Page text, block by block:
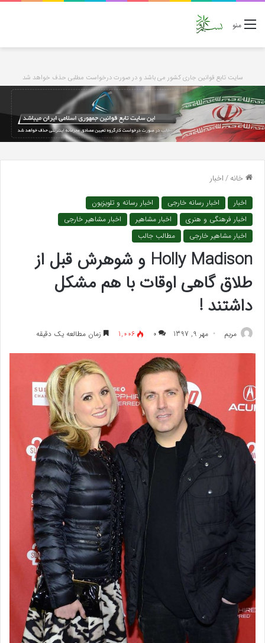
منو
سایت تابع قوانین جاری کشور می باشد و در صورت درخواست مطلبی حذف خواهد شد
خانه/اخبار
اخبار اخبار رسانه خارجی
اخبار رسانه و تلویزیون
اخبار فرهنگی و هنری
اخبار مشاهیر
اخبار مشاهیر خارجی
اخبار مشاهیر خارجی
مطالب جالب
Holly Madison و شوهرش قبل از
طلاق گاهی اوقات با هم مشکل
داشتند !
مريم مهر 9, 1397 ۰ 1,006 زمان مطالعه یک دقیقه